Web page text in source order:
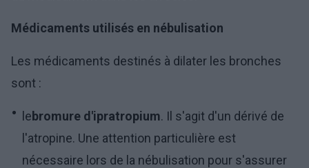
Médicaments utilisés en nébulisation
Les médicaments destinés à dilater les bronches
sont :
lebromure d'ipratropium. Il s'agit d'un dérivé de
l'atropine. Une attention particulière est
nécessaire lors de la nébulisation pour s'assurer